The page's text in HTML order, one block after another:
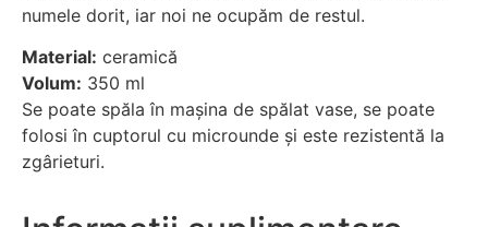
numele dorit, iar noi ne ocupăm de restul.
Material: ceramică
Volum: 350 ml
Se poate spăla în mașina de spălat vase, se poate
folosi în cuptorul cu microunde și este rezistentă la
zgârieturi.